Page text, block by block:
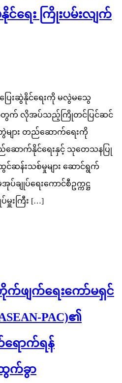
ရေး ကြိုးပမ်းလျက်
ြေးဆွဲနိုင်ရေးကို မလွဲမသွေ
တွက် လိုအပ်သည့်ကြိုတင်ပြင်ဆင်
တွဲများ တည်ဆောက်ရေးကို
ောက်နိုင်ရေးနှင့် သုတေသနပြု
ဆန်းသစ်မှုများ ဆောင်ရွက်
ျုပ်ရေးကောင်စီဥက္ကဋ္ဌ
မှူးကြီး […]
ဖျက်ရေးကော်မရှင်
PAC)၏
ောက်ရန်
ထွက်ခွာ